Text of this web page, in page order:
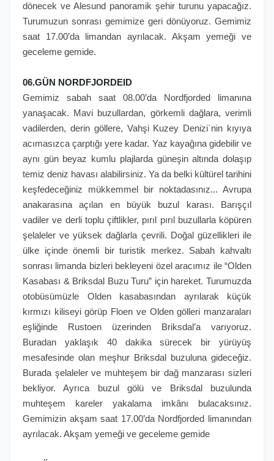
dönecek ve Alesund panoramik şehir turunu yapacağız.
Turumuzun sonrası gemimize geri dönüyoruz. Gemimiz
saat 17.00’da limandan ayrılacak. Akşam yemeği ve
geceleme gemide.
06.GÜN NORDFJORDEID
Gemimiz sabah saat 08.00’da Nordfjorded limanına
yanaşacak. Mavi buzullardan, görkemli dağlara, verimli
vadilerden, derin göllere, Vahşi Kuzey Denizi`nin kıyıya
acımasızca çarptığı yere kadar. Yaz kayağına gidebilir ve
aynı gün beyaz kumlu plajlarda güneşin altında dolaşıp
temiz deniz havası alabilirsiniz. Ya da belki kültürel tarihini
keşfedeceğiniz mükkemmel bir noktadasınız... Avrupa
anakarasına açılan en büyük buzul karası. Barışçıl
vadiler ve derli toplu çiftlikler, pırıl pırıl buzullarla köpüren
şelaleler ve yüksek dağlarla çevrili. Doğal güzellikleri ile
ülke içinde önemli bir turistik merkez. Sabah kahvaltı
sonrası limanda bizleri bekleyeni özel aracımız ile “Olden
Kasabası & Briksdal Buzu Turu” için hareket. Turumuzda
otobüsümüzle Olden kasabasından ayrılarak küçük
kırmızı kiliseyi görüp Floen ve Olden gölleri manzaraları
eşliğinde Rustoen üzerinden Briksdal’a varıyoruz.
Buradan yaklaşık 40 dakika sürecek bir yürüyüş
mesafesinde olan meşhur Briksdal buzuluna gideceğiz.
Burada şelaleler ve muhteşem bir dağ manzarası sizleri
bekliyor. Ayrıca buzul gölü ve Briksdal buzulunda
muhteşem kareler yakalama imkânı bulacaksınız.
Gemimizin akşam saat 17.00’da Nordfjorded limanından
ayrılacak. Akşam yemeği ve geceleme gemide